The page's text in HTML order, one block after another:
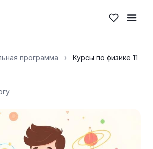
программа ›
Курсы по физике 11